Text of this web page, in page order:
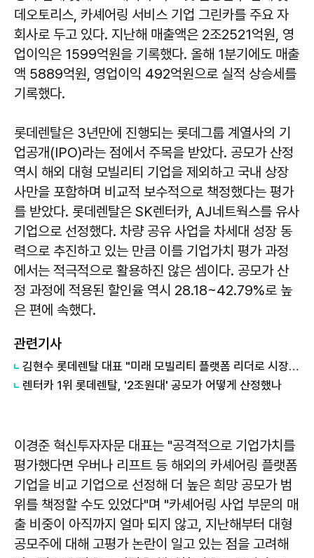
데오토리스, 카셰어링 서비스 기업 그린카를 주요 자
회사로 두고 있다. 지난해 매출액은 2조2521억원, 영
업이익은 1599억원을 기록했다. 올해 1분기에도 매출
액 5889억원, 영업이익 492억원으로 실적 상승세를
기록했다.
롯데렌탈은 3년만에 진행되는 롯데그룹 계열사의 기
업공개(IPO)라는 점에서 주목을 받았다. 공모가 산정
역시 해외 대형 모빌리티 기업을 제외하고 국내 상장
사만을 포함하며 비교적 보수적으로 책정했다는 평가
를 받았다. 롯데렌탈은 SK렌터카, AJ네트웍스를 유사
기업으로 선정했다. 차량 공유 사업을 차세대 성장 동
력으로 추진하고 있는 만큼 이를 기업가치 평가 과정
에서는 적극적으로 활용하진 않은 셈이다. 공모가 산
정 과정에 적용된 할인율 역시 28.18~42.79%로 높
은 편에 속했다.
관련기사
김현수 롯데렌탈 대표 "미래 모빌리티 플랫폼 리더로 시장 선도할 것"
렌터카 1위 롯데렌탈, '2조원대' 공모가 어떻게 산정했나
이경준 혁신투자자문 대표는 "공격적으로 기업가치를
평가했다면 우버나 리프트 등 해외의 카셰어링 플랫폼
기업을 비교 기업으로 선정해 더 높은 희망 공모가 범
위를 책정할 수도 있었다"며 "카셰어링 사업 부문의 매
출 비중이 아직까지 얼마 되지 않고, 지난해부터 대형
공모주에 대해 고평가 논란이 일고 있는 점을 고려해